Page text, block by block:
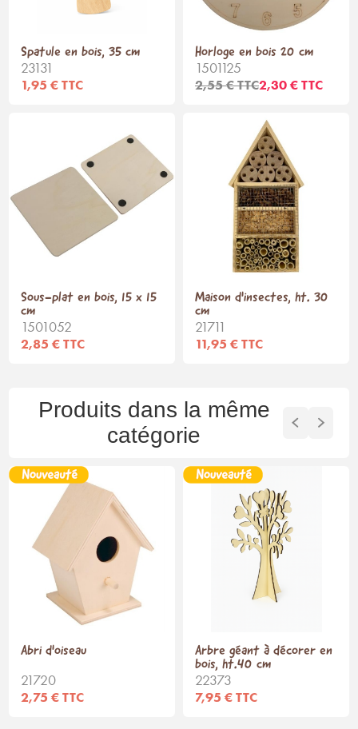
Spatule en bois, 35 cm
23131
1,95 € TTC
Horloge en bois 20 cm
1501125
2,55 € TTC2,30 € TTC
Sous-plat en bois, 15 x 15
cm
1501052
2,85 € TTC
Maison d'insectes, ht. 30
cm
21711
11,95 € TTC
Produits dans la même
catégorie
Abri d'oiseau
21720
2,75 € TTC
Arbre géant à décorer en
bois, ht.40 cm
22373
7,95 € TTC